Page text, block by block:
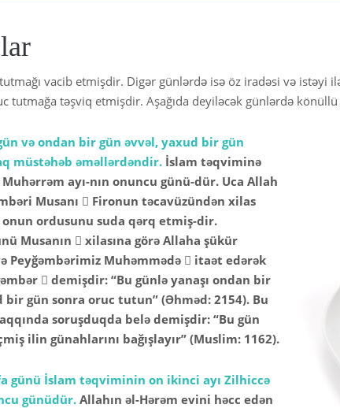
vacib etmişdir. Digər günlərdə isə öz iradəsi və istəyi
tutmağa təşviq etmişdir. Aşağıda deyiləcək günlərdə
və ondan bir gün əvvəl, yaxud bir gün
müstəhəb əməllərdəndir.İslam təqviminə
ayı-nın onuncu günü-dür. Uca Allah
Musanı  Fironun təcavüzündən xilas
ordusunu suda qərq etmiş-dir.
Musanın  xilasına görə Allaha şükür
Peyğəmbərimiz Muhəmmədə  itaət edərək
 demişdir: “Bu günlə yanaşı ondan bir
bir gün sonra oruc tutun” (Əhməd: 2154). Bu
soruşduqda belə demişdir: “Bu gün
ilin günahlarını bağışlayır” (Muslim: 1162).
günü İslam təqviminin on ikinci ayı Zilhiccə
günüdür.Allahın əl-Hərəm evini həcc edən